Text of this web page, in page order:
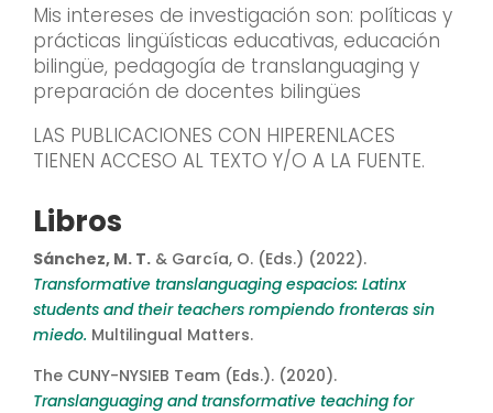
Mis intereses de investigación son: políticas y
prácticas lingüísticas educativas, educación
bilingüe, pedagogía de translanguaging y
preparación de docentes bilingües
LAS PUBLICACIONES CON HIPERENLACES
TIENEN ACCESO AL TEXTO Y/O A LA FUENTE.
Libros
Sánchez, M. T. & García, O. (Eds.) (2022).
Transformative translanguaging espacios: Latinx
students and their teachers rompiendo fronteras sin
miedo. Multilingual Matters.
The CUNY-NYSIEB Team (Eds.). (2020).
Translanguaging and transformative teaching for